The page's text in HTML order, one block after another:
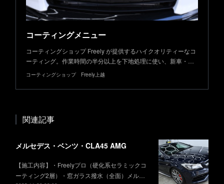
コーティングメニュー
コーティングショップ Freely が提供するハイクオリティーなコ
ーティング。作業時間の半分以上を下地処理に使い、新車・…
コーティングショップ Freely上越
関連記事
メルセデス・ベンツ・CLA45 AMG
【施工内容】・Freelyプロ（硬化系セラミックコ
ーティング2層）・窓ガラス撥水（全面）メル…